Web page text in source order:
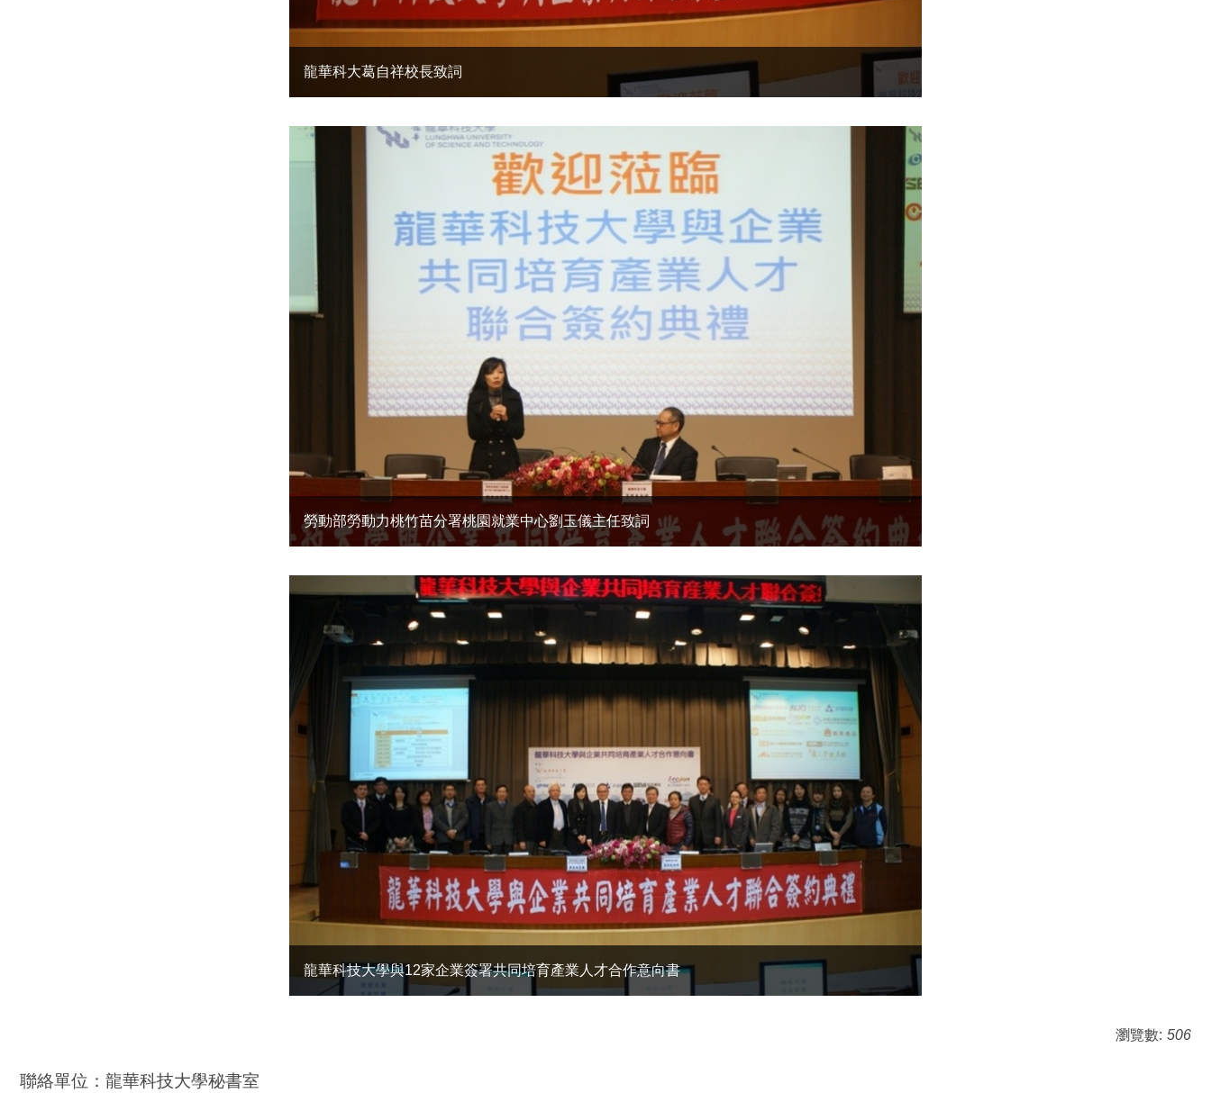
龍華科大葛自祥校長致詞
勞動部勞動力桃竹苗分署桃園就業中心劉玉儀主任致詞
龍華科技大學與12家企業簽署共同培育產業人才合作意向書
瀏覽數: 506
聯絡單位：龍華科技大學秘書室